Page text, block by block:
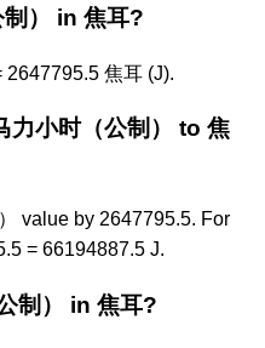
） in 焦耳?
2647795.5 焦耳 (J).
小时（公制） to 焦
value by 2647795.5. For
= 66194887.5 J.
制） in 焦耳?